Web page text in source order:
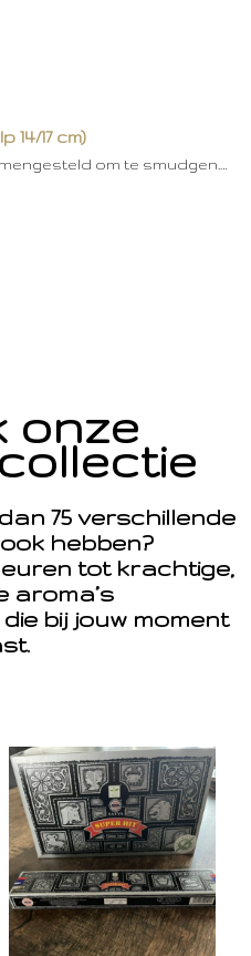
14/17 cm)
om te smudgen.…
onze
75 verschillende
hebben?
tot krachtige,
aroma’s
bij jouw moment